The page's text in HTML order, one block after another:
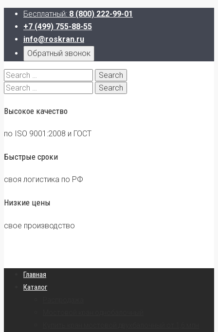
Бесплатный: 8 (800) 222-99-01
+7 (499) 755-88-55
info@roskran.ru
Обратный звонок
Search
for:
Search
Высокое качество
по ISO 9001:2008 и ГОСТ
Быстрые сроки
своя логистика по РФ
Низкие цены
свое производство
Главная
Каталог